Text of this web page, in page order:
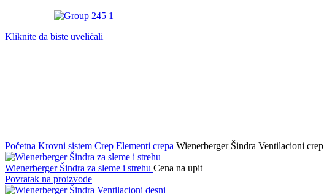
Kliknite da biste uveličali
Početna Krovni sistem Crep Elementi crepa Wienerberger Šindra Ventilacioni crep
Wienerberger Šindra za sleme i strehu Cena na upit
Povratak na proizvode